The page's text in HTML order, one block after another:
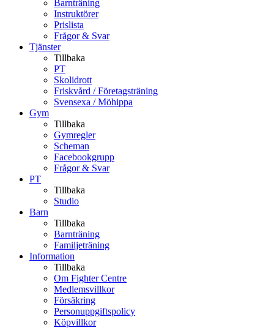
Barnträning
Instruktörer
Prislista
Frågor & Svar
Tjänster
Tillbaka
PT
Skolidrott
Friskvård / Företagsträning
Svensexa / Möhippa
Gym
Tillbaka
Gymregler
Scheman
Facebookgrupp
Frågor & Svar
PT
Tillbaka
Studio
Barn
Tillbaka
Barnträning
Familjeträning
Information
Tillbaka
Om Fighter Centre
Medlemsvillkor
Försäkring
Personuppgiftspolicy
Köpvillkor